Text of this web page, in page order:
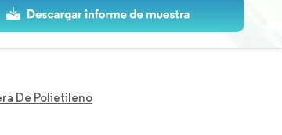
De Polietileno